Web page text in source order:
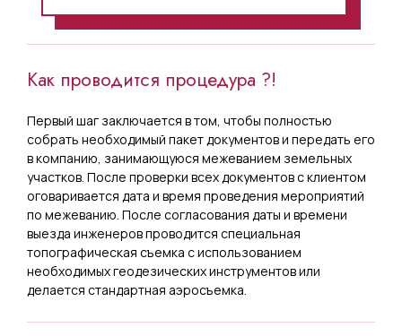
Как проводится процедура ?!
Первый шаг заключается в том, чтобы полностью
собрать необходимый пакет документов и передать его
в компанию, занимающуюся межеванием земельных
участков. После проверки всех документов с клиентом
оговаривается дата и время проведения мероприятий
по межеванию. После согласования даты и времени
выезда инженеров проводится специальная
топографическая съемка с использованием
необходимых геодезических инструментов или
делается стандартная аэросъемка.